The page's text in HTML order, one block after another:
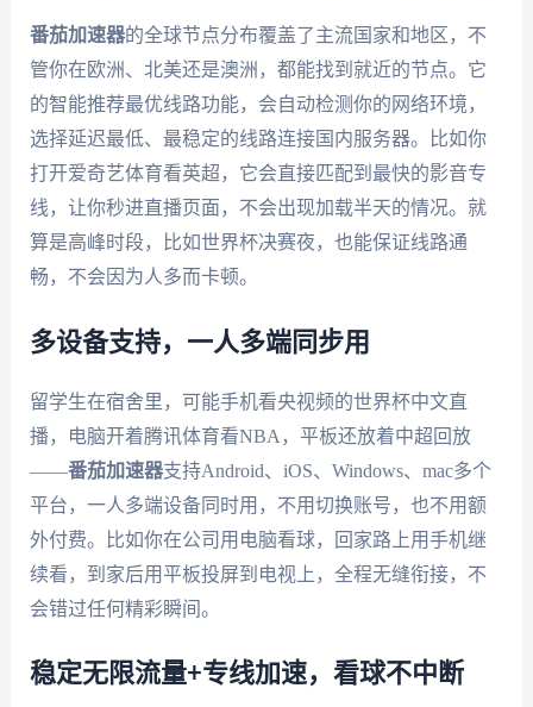
番茄加速器的全球节点分布覆盖了主流国家和地区，不
管你在欧洲、北美还是澳洲，都能找到就近的节点。它
的智能推荐最优线路功能，会自动检测你的网络环境，
选择延迟最低、最稳定的线路连接国内服务器。比如你
打开爱奇艺体育看英超，它会直接匹配到最快的影音专
线，让你秒进直播页面，不会出现加载半天的情况。就
算是高峰时段，比如世界杯决赛夜，也能保证线路通
畅，不会因为人多而卡顿。
多设备支持，一人多端同步用
留学生在宿舍里，可能手机看央视频的世界杯中文直
播，电脑开着腾讯体育看NBA，平板还放着中超回放
——番茄加速器支持Android、iOS、Windows、mac多个
平台，一人多端设备同时用，不用切换账号，也不用额
外付费。比如你在公司用电脑看球，回家路上用手机继
续看，到家后用平板投屏到电视上，全程无缝衔接，不
会错过任何精彩瞬间。
稳定无限流量+专线加速，看球不中断